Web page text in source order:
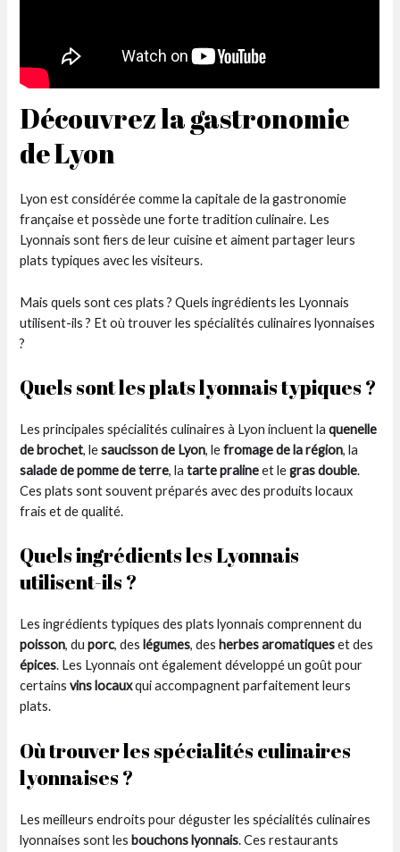
Découvrez la gastronomie
de Lyon
Lyon est considérée comme la capitale de la gastronomie
française et possède une forte tradition culinaire. Les
Lyonnais sont fiers de leur cuisine et aiment partager leurs
plats typiques avec les visiteurs.
Mais quels sont ces plats ? Quels ingrédients les Lyonnais
utilisent-ils ? Et où trouver les spécialités culinaires lyonnaises
?
Quels sont les plats lyonnais typiques ?
Les principales spécialités culinaires à Lyon incluent laquenelle
de brochet, lesaucisson de Lyon, lefromage de la région, la
salade de pomme de terre, latarte pralineet legras double.
Ces plats sont souvent préparés avec des produits locaux
frais et de qualité.
Quels ingrédients les Lyonnais
utilisent-ils ?
Les ingrédients typiques des plats lyonnais comprennent du
poisson, duporc, des légumes, des herbes aromatiqueset des
épices. Les Lyonnais ont également développé un goût pour
certainsvins locauxqui accompagnent parfaitement leurs
plats.
Où trouver les spécialités culinaires
lyonnaises ?
Les meilleurs endroits pour déguster les spécialités culinaires
lyonnaises sont lesbouchons lyonnais. Ces restaurants